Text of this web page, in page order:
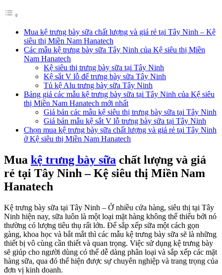
Mua kệ trưng bày sữa chất lượng và giá rẻ tại Tây Ninh – Kệ
siêu thị Miền Nam Hanatech
Các mẫu kệ trưng bày sữa Tây Ninh của Kệ siêu thị Miền
Nam Hanatech
Kệ siêu thị trưng bày sữa tại Tây Ninh
Kệ sắt V lỗ để trưng bày sữa Tây Ninh
Tủ kệ Alu trưng bày sữa Tây Ninh
Bảng giá các mẫu kệ trưng bày sữa tại Tây Ninh của Kệ siêu
thị Miền Nam Hanatech mới nhất
Giá bán các mẫu kệ siêu thị trưng bày sữa tại Tây Ninh
Giá bán mẫu kệ sắt V lỗ trưng bày sữa tại Tây Ninh
Chọn mua kệ trưng bày sữa chất lượng và giá rẻ tại Tây Ninh
ở Kệ siêu thị Miền Nam Hanatech
Mua kệ trưng bày sữa chất lượng và giá
rẻ tại Tây Ninh – Kệ siêu thị Miền Nam
Hanatech
Kệ trưng bày sữa tại Tây Ninh – Ở nhiều cửa hàng, siêu thị tại Tây
Ninh hiện nay, sữa luôn là một loại mặt hàng không thể thiếu bởi nó
thường có lượng tiêu thụ rất lớn. Để sắp xếp sữa một cách gọn
gàng, khoa học và bắt mắt thì các mẫu kệ trưng bày sữa sẽ là những
thiết bị vô cùng cần thiết và quan trọng. Việc sử dụng kệ trưng bày
sẽ giúp cho người dùng có thể dễ dàng phân loại và sắp xếp các mặt
hàng sữa, qua đó thể hiện được sự chuyên nghiệp và trang trọng của
đơn vị kinh doanh.